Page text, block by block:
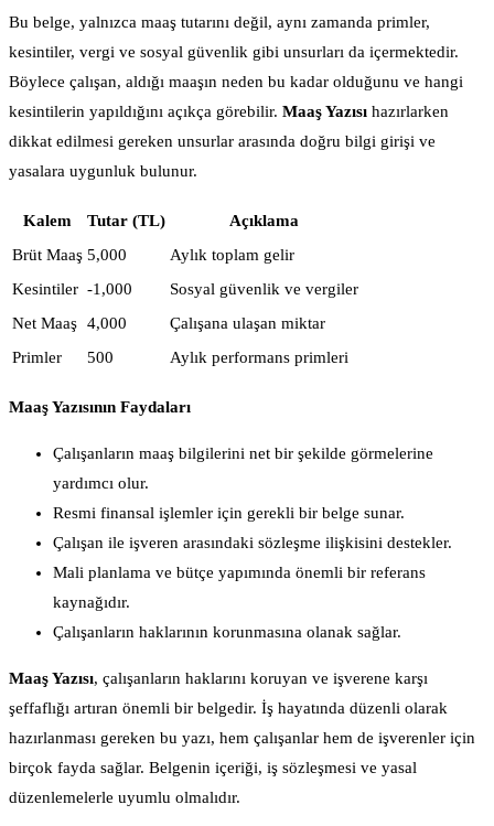
Bu belge, yalnızca maaş tutarını değil, aynı zamanda primler,
kesintiler, vergi ve sosyal güvenlik gibi unsurları da içermektedir.
Böylece çalışan, aldığı maaşın neden bu kadar olduğunu ve hangi
kesintilerin yapıldığını açıkça görebilir. Maaş Yazısı hazırlarken
dikkat edilmesi gereken unsurlar arasında doğru bilgi girişi ve
yasalara uygunluk bulunur.
Kalem Tutar (TL)
Açıklama
Brüt Maaş 5,000
Aylık toplam gelir
Kesintiler -1,000
Sosyal güvenlik ve vergiler
Net Maaş 4,000
Çalışana ulaşan miktar
Primler
500 Aylık performans primleri
Maaş Yazısının Faydaları
Çalışanların maaş bilgilerini net bir şekilde görmelerine
yardımcı olur.
Resmi finansal işlemler için gerekli bir belge sunar.
Çalışan ile işveren arasındaki sözleşme ilişkisini destekler.
Mali planlama ve bütçe yapımında önemli bir referans
kaynağıdır.
Çalışanların haklarının korunmasına olanak sağlar.
Maaş Yazısı, çalışanların haklarını koruyan ve işverene karşı
şeffaflığı artıran önemli bir belgedir. İş hayatında düzenli olarak
hazırlanması gereken bu yazı, hem çalışanlar hem de işverenler için
birçok fayda sağlar. Belgenin içeriği, iş sözleşmesi ve yasal
düzenlemelerle uyumlu olmalıdır.